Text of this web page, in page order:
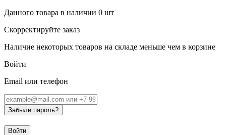
Данного товара в наличии 0 шт
Скорректируйте заказ
Наличие некоторых товаров на складе меньше чем в корзине
Войти
Email или телефон
Забыли пароль?
Войти